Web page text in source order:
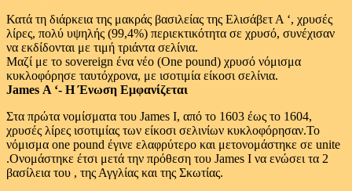
Κατά τη διάρκεια της μακράς βασιλείας της Ελισάβετ Α ‘, χρυσές
λίρες, πολύ υψηλής (99,4%) περιεκτικότητα σε χρυσό, συνέχισαν
να εκδίδονται με τιμή τριάντα σελίνια.
Μαζί με το sovereign ένα νέο (One pound) χρυσό νόμισμα
κυκλοφόρησε ταυτόχρονα, με ισοτιμία είκοσι σελίνια.
James Α ‘- Η Ένωση Εμφανίζεται
Στα πρώτα νομίσματα του James I, από το 1603 έως το 1604,
χρυσές λίρες ισοτιμίας των είκοσι σελινίων κυκλοφόρησαν.Το
νόμισμα one pound έγινε ελαφρύτερο και μετονομάστηκε σε unite
.Ονομάστηκε έτσι μετά την πρόθεση του James I να ενώσει τα 2
βασίλεια του , της Αγγλίας και της Σκωτίας.